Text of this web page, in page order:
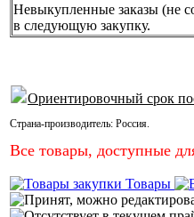
Невыкупленные заказы (не
в следующую закупку.
Ориентировочный срок
Страна-производитель: Россия.
Все товары, доступные
Товары